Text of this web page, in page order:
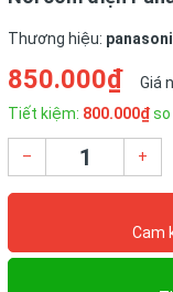
chín, bạn cũng có
Thương hiệu:
850.000₫ Giá
Tiết kiệm: 800.000₫
– +
Cam